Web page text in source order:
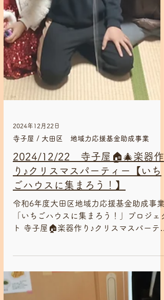
寺子屋 / 大田区 地域力応援基金助成事業
2024/12/22 寺子屋🏠🎄楽器作
り♪クリスマスパーティー【いち
ごハウスに集まろう！】
令和6年度大田区地域力応援基金助成事業
んはサンタ衣装で登場！ 午前中のタイム
テーブルはいつも通りお勉強→自由時間で